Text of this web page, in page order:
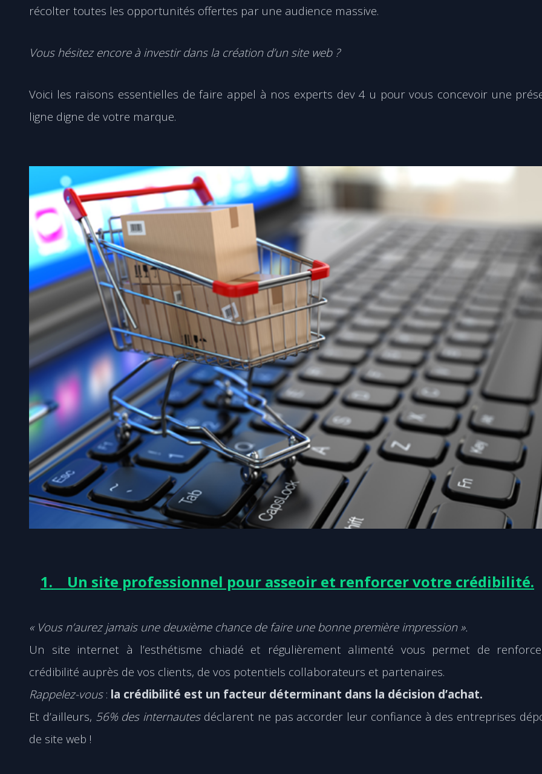
récolter toutes les opportunités offertes par une audience massive.
Vous hésitez encore à investir dans la création d’un site web ?
Voici les raisons essentielles de faire appel à nos experts dev 4 u pour vous concevoir une
ligne digne de votre marque.
1. Un site professionnel pour asseoir et renforcer votre crédibilité.
« Vous n’aurez jamais une deuxième chance de faire une bonne première impression ».
Un site internet à l’esthétisme chiadé et régulièrement alimenté vous permet de
crédibilité auprès de vos clients, de vos potentiels collaborateurs et partenaires.
Rappelez-vous: la crédibilité est un facteur déterminant dans la décision d’achat.
Et d’ailleurs, 56% des internautesdéclarent ne pas accorder leur confiance à des entreprises
de site web !